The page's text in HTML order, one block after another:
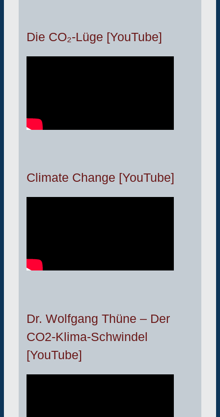
Die CO₂-Lüge [YouTube]
Climate Change [YouTube]
Dr. Wolfgang Thüne – Der
CO2-Klima-Schwindel
[YouTube]